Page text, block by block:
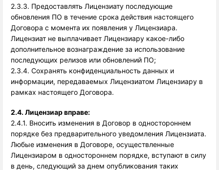
2.3.3. Предоставлять Лицензиату последующие
обновления ПО в течение срока действия настоящего
Договора с момента их появления у Лицензиара.
Лицензиат не выплачивает Лицензиару какое-либо
дополнительное вознаграждение за использование
последующих релизов или обновлений ПО;
2.3.4. Сохранять конфиденциальность данных и
информации, передаваемых Лицензиатом Лицензиару в
рамках настоящего Договора.
2.4. Лицензиар вправе:
2.4.1. Вносить изменения в Договор в одностороннем
порядке без предварительного уведомления Лицензиата.
Любые изменения в Договоре, осуществленные
Лицензиаром в одностороннем порядке, вступают в силу
в день, следующий за днем опубликования таких